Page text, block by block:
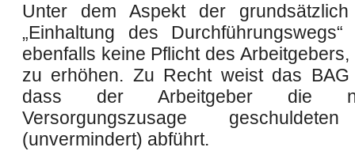
Unter dem Aspekt der grundsätzlich
„Einhaltung des
ebenfalls keine Pflicht des
zu erhöhen. Zu Recht weist das
dass der Arbeitgeber die
Versorgungszusage
(unvermindert) abführt.